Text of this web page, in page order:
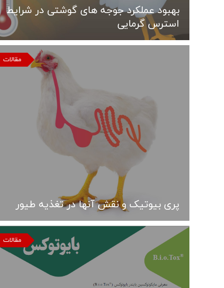
بهبود عملکرد جوجه های گوشتی در شرایط
استرس گرمایی
پری بیوتیک و نقش آنها در تغذیه طیور
مقالات
مقالات